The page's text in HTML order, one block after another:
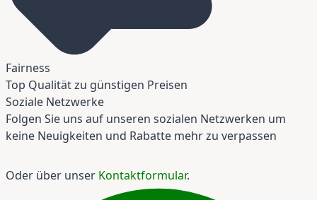
Fairness
Top Qualität zu günstigen Preisen
Soziale Netzwerke
Folgen Sie uns auf unseren sozialen Netzwerken um
keine Neuigkeiten und Rabatte mehr zu verpassen
Oder über unser Kontaktformular.